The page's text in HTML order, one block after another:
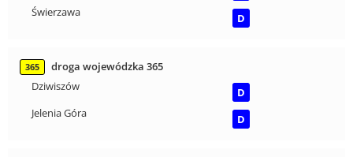
Świerzawa
D
365
droga wojewódzka 365
Dziwiszów
D
Jelenia Góra
D